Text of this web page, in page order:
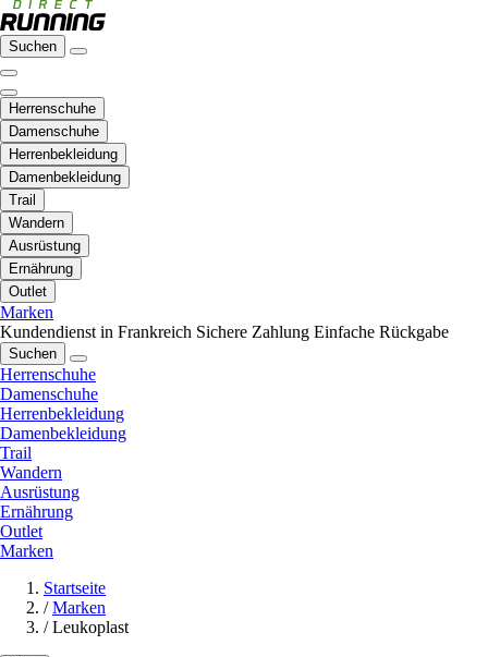
Suchen
Herrenschuhe
Damenschuhe
Herrenbekleidung
Damenbekleidung
Trail
Wandern
Ausrüstung
Ernährung
Outlet
Marken
Kundendienst in Frankreich Sichere Zahlung Einfache Rückgabe
Suchen
Herrenschuhe
Damenschuhe
Herrenbekleidung
Damenbekleidung
Trail
Wandern
Ausrüstung
Ernährung
Outlet
Marken
Startseite
/ Marken
/ Leukoplast